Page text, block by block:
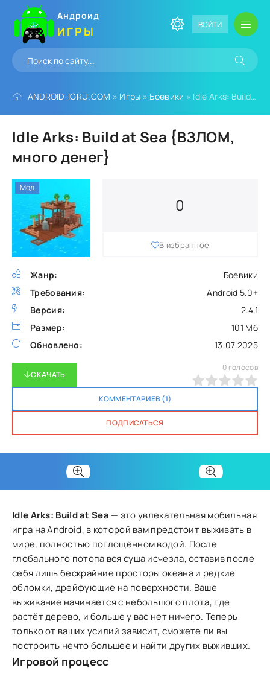
Андроид
ИГРЫ ВОЙТИ
ANDROID-IGRU.COM » Игры » Боевики » Idle Arks: Build at Sea {ВЗЛОМ, много денег}
Idle Arks: Build at Sea {ВЗЛОМ,
много денег}
Жанр:
Боевики
Требования:
Android 5.0+
Версия:
2.4.1
Размер:
101 Мб
Обновлено:
13.07.2025
0
В избранное
СКАЧАТЬ
КОММЕНТАРИЕВ (1)
ПОДПИСАТЬСЯ
0 голосов
Мод
Idle Arks: Build at Sea — это увлекательная мобильная
игра на Android, в которой вам предстоит выживать в
мире, полностью поглощённом водой. После
глобального потопа вся суша исчезла, оставив после
себя лишь бескрайние просторы океана и редкие
обломки, дрейфующие на поверхности. Ваше
выживание начинается с небольшого плота, где
растёт дерево, и больше у вас нет ничего. Теперь
только от ваших усилий зависит, сможете ли вы
построить нечто большее и найти других выживших.
Игровой процесс